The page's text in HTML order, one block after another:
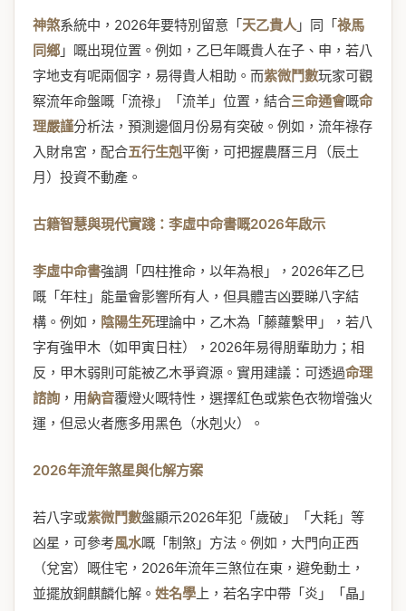
神煞系統中，2026年要特別留意「 天乙貴人」同「 祿馬
同鄉 」嘅出現位置。例如，乙巳年嘅貴人在子、申，若八
字地支有呢兩個字，易得貴人相助。而紫微鬥數玩家可觀
察流年命盤嘅「流祿」「流羊」位置，結合三命通會嘅命
理嚴謹分析法，預測邊個月份易有突破。例如，流年祿存
入財帛宮，配合五行生剋平衡，可把握農曆三月（辰土
月）投資不動產。
古籍智慧與現代實踐：李虛中命書嘅2026年啟示
李虛中命書強調「四柱推命，以年為根」，2026年乙巳
嘅「年柱」能量會影響所有人，但具體吉凶要睇八字結
構。例如， 陰陽生死理論中，乙木為「藤蘿繫甲」，若八
字有強甲木（如甲寅日柱），2026年易得朋輩助力；相
反，甲木弱則可能被乙木爭資源。實用建議：可透過命理
諮詢 ，用納音覆燈火嘅特性，選擇紅色或紫色衣物增強火
運，但忌火者應多用黑色（水剋火）。
2026年流年煞星與化解方案
若八字或紫微鬥數盤顯示2026年犯「歲破」「大耗」等
凶星，可參考風水嘅「制煞」方法。例如，大門向正西
（兌宮）嘅住宅，2026年流年三煞位在東，避免動土，
並擺放銅麒麟化解。 姓名學上，若名字中帶「炎」「晶」